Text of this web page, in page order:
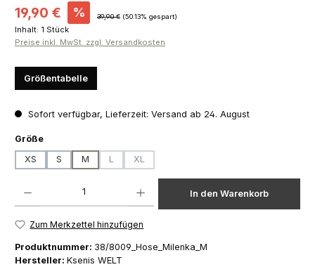
Verkaufspreis:
19,90 € % Regulärer Preis:
39,90 € (50.13% gespart)
Inhalt: 1 Stück
Preise inkl. MwSt. zzgl. Versandkosten
Größentabelle
Sofort verfügbar, Lieferzeit: Versand ab 24. August
Größeauswählen
XS
S M L
(Diese Option ist zurzeit nicht verfügbar.)
XL
(Diese Option ist zurzeit nicht verfügbar.)
In den Warenkorb
Zum Merkzettel hinzufügen
Produktnummer: 38/8009_Hose_Milenka_M
Hersteller: Ksenis WELT